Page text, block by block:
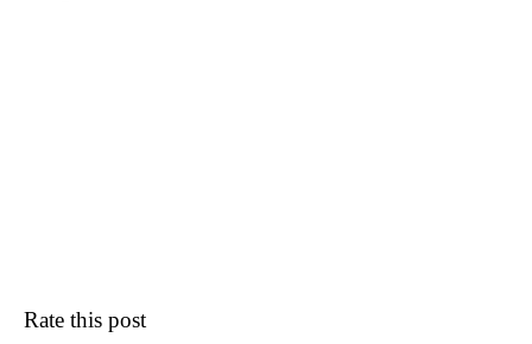
Rate this post